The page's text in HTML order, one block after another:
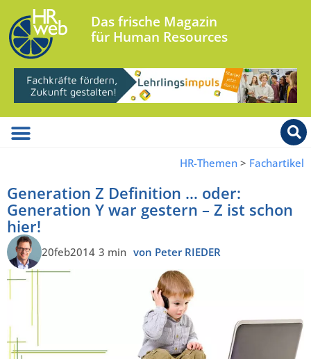
Das frische Magazin
für Human Resources
HR-Themen > Fachartikel
Generation Z Definition … oder:
Generation Y war gestern – Z ist schon
hier!
20feb2014 3 min von Peter RIEDER